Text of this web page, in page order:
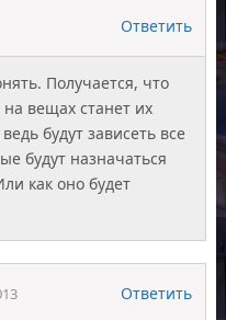
Ответить
Получается, что
вещах станет их
будут зависеть все
будут назначаться
как оно будет
Ответить